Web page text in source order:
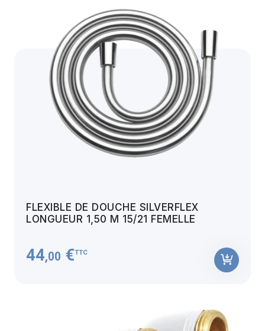
FLEXIBLE DE DOUCHE SILVERFLEX
LONGUEUR 1,50 M 15/21 FEMELLE
44,00 €TTC